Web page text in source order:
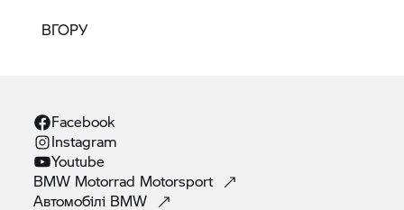
ВГОРУ
Facebook
Instagram
Youtube
BMW Motorrad Motorsport
Автомобілі BMW